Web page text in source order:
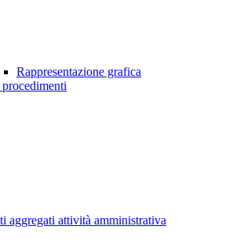
Rappresentazione grafica
aggregati attività amministrativa